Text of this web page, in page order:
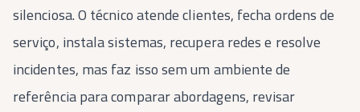
silenciosa. O técnico atende clientes, fecha ordens de
serviço, instala sistemas, recupera redes e resolve
incidentes, mas faz isso sem um ambiente de
referência para comparar abordagens, revisar